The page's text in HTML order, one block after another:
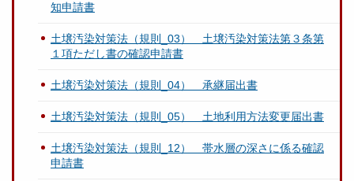
知申請書
土壌汚染対策法（規則_03） 土壌汚染対策法第３条第
１項ただし書の確認申請書
土壌汚染対策法（規則_04） 承継届出書
土壌汚染対策法（規則_05） 土地利用方法変更届出書
土壌汚染対策法（規則_12） 帯水層の深さに係る確認
申請書